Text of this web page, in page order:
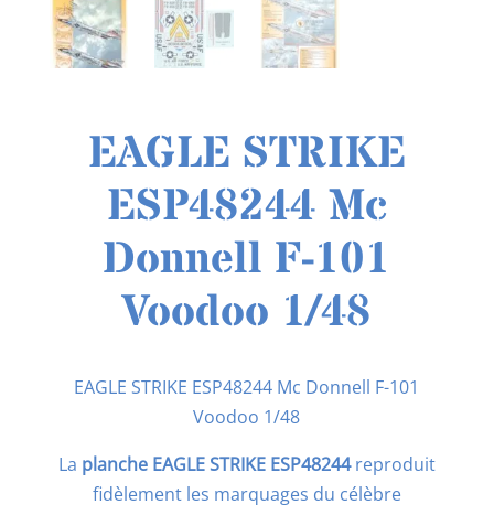
EAGLE STRIKE
ESP48244 Mc
Donnell F-101
Voodoo 1/48
EAGLE STRIKE ESP48244 Mc Donnell F-101
Voodoo 1/48
La planche EAGLE STRIKE ESP48244reproduit
fidèlement les marquages du célèbre